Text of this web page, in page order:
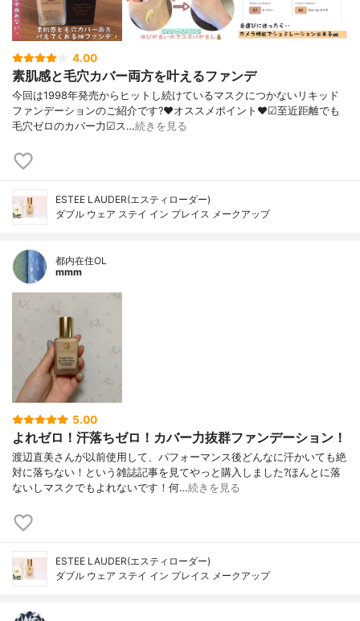
4.00
素肌感と毛穴カバー両方を叶えるファンデ
今回は1998年発売からヒットし続けているマスクにつかないリキッド
ファンデーションのご紹介です?❤︎オススメポイント❤︎☑︎至近距離でも
毛穴ゼロのカバー力☑︎ス…続きを見る
ESTEE LAUDER(エスティローダー)
ダブル ウェア ステイ イン プレイス メークアップ
都内在住OL
mmm
5.00
よれゼロ！汗落ちゼロ！カバー力抜群ファンデーション！
渡辺直美さんが以前使用して、パフォーマンス後どんなに汗かいても絶
対に落ちない！という雑誌記事を見てやっと購入しました?ほんとに落
ないしマスクでもよれないです！何…続きを見る
ESTEE LAUDER(エスティローダー)
ダブル ウェア ステイ イン プレイス メークアップ